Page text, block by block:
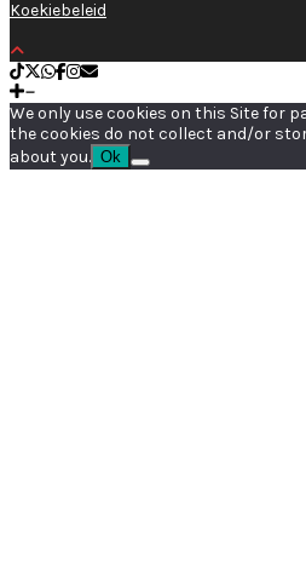
Koekiebeleid
We only use cookies on this Site for
the cookies do not collect and/or
about you. Ok